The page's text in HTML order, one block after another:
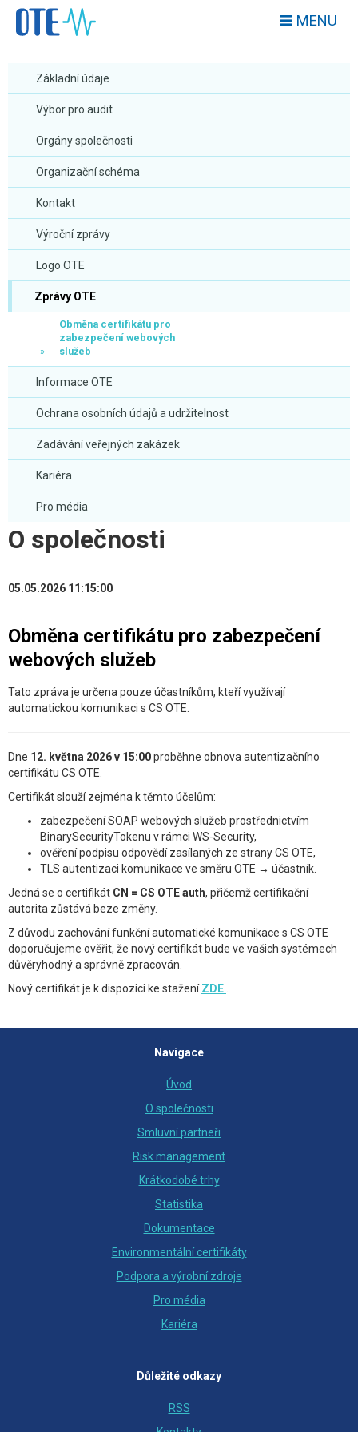
MENU
Základní údaje
Výbor pro audit
Orgány společnosti
Organizační schéma
Kontakt
Výroční zprávy
Logo OTE
Zprávy OTE
Obměna certifikátu pro
zabezpečení webových
služeb
Informace OTE
Ochrana osobních údajů a udržitelnost
Zadávání veřejných zakázek
Kariéra
Pro média
O společnosti
05.05.2026 11:15:00
Obměna certifikátu pro zabezpečení
webových služeb
Tato zpráva je určena pouze účastníkům, kteří využívají
automatickou komunikaci s CS OTE.
Dne 12. května 2026 v 15:00proběhne obnova autentizačního
certifikátu CS OTE.
Certifikát slouží zejména k těmto účelům:
zabezpečení SOAP webových služeb prostřednictvím
BinarySecurityTokenu v rámci WS-Security,
ověření podpisu odpovědí zasílaných ze strany CS OTE,
TLS autentizaci komunikace ve směru OTE → účastník.
Jedná se o certifikát CN = CS OTE auth, přičemž certifikační
autorita zůstává beze změny.
Z důvodu zachování funkční automatické komunikace s CS OTE
doporučujeme ověřit, že nový certifikát bude ve vašich systémech
důvěryhodný a správně zpracován.
Nový certifikát je k dispozici ke staženíZDE
Navigace
Úvod
O společnosti
Smluvní partneři
Risk management
Krátkodobé trhy
Statistika
Dokumentace
Environmentální certifikáty
Podpora a výrobní zdroje
Pro média
Kariéra
Důležité odkazy
RSS